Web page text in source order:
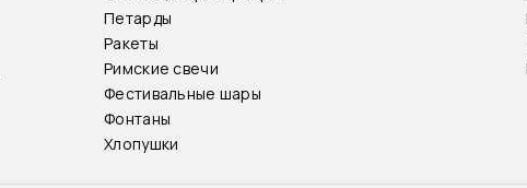
Петарды
Ракеты
Римские свечи
Фестивальные шары
Фонтаны
Хлопушки